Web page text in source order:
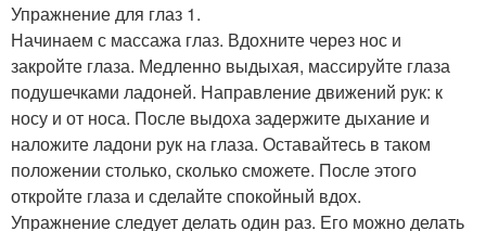
Упражнение для глаз 1.
Начинаем с массажа глаз. Вдохните через нос и
закройте глаза. Медленно выдыхая, массируйте глаза
подушечками ладоней. Направление движений рук: к
носу и от носа. После выдоха задержите дыхание и
наложите ладони рук на глаза. Оставайтесь в таком
положении столько, сколько сможете. После этого
откройте глаза и сделайте спокойный вдох.
Упражнение следует делать один раз. Его можно делать